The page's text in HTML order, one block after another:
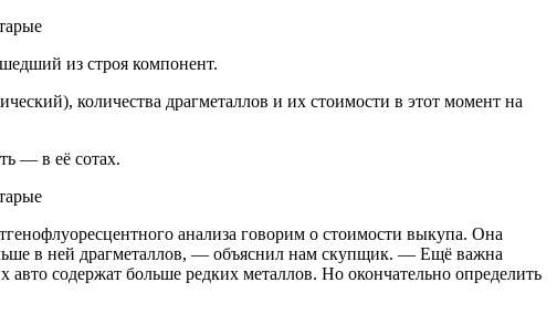
из строя компонент.
количества драгметаллов и их стоимости в этот момент на
— в её сотах.
анализа говорим о стоимости выкупа. Она
в ней драгметаллов, — объяснил нам скупщик. — Ещё важна
содержат больше редких металлов. Но окончательно определить